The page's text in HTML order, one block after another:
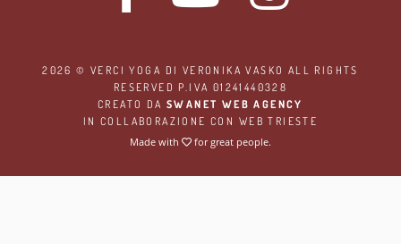
2026 ©VERCI YOGA DI VERONIKA VASKO ALL RIGHTS
RESERVED P.IVA 01241440328
CREATO DASWANET WEB AGENCY
IN COLLABORAZIONE CON WEB TRIESTE
Made with
for great people.